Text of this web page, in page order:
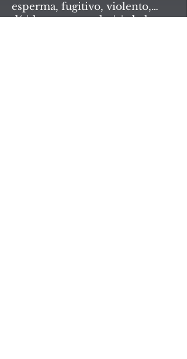
esperma, fugitivo, violento,
nítido para ser aglutinado luego
desaparecer perentoria e